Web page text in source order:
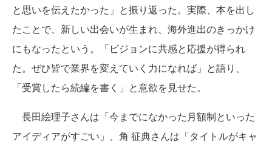
と思いを伝えたかった」と振り返った。実際、本を出し
たことで、新しい出会いが生まれ、海外進出のきっかけ
にもなったという。「ビジョンに共感と応援が得られ
た。ぜひ皆で業界を変えていく力になれば」と語り、
「受賞したら続編を書く」と意欲を見せた。
長田絵理子さんは「今までになかった月額制といった
アイディアがすごい」、角 征典さんは「タイトルがキャ